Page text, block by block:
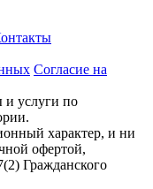
Согласие на
услуги по
характер, и ни
офертой,
Гражданского